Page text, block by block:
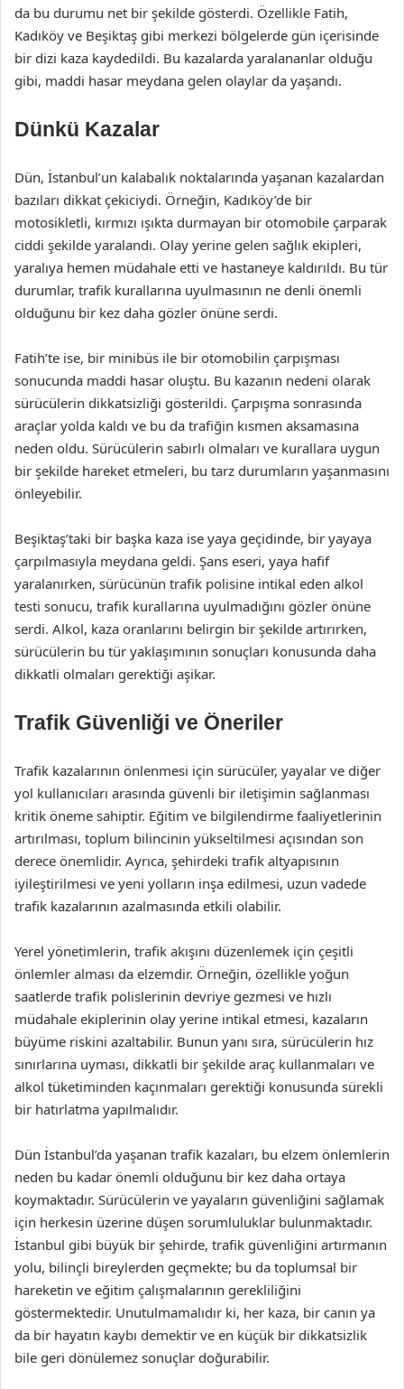
da bu durumu net bir şekilde gösterdi. Özellikle Fatih,
Kadıköy ve Beşiktaş gibi merkezi bölgelerde gün içerisinde
bir dizi kaza kaydedildi. Bu kazalarda yaralananlar olduğu
gibi, maddi hasar meydana gelen olaylar da yaşandı.
Dünkü Kazalar
Dün, İstanbul’un kalabalık noktalarında yaşanan kazalardan
bazıları dikkat çekiciydi. Örneğin, Kadıköy’de bir
motosikletli, kırmızı ışıkta durmayan bir otomobile çarparak
ciddi şekilde yaralandı. Olay yerine gelen sağlık ekipleri,
yaralıya hemen müdahale etti ve hastaneye kaldırıldı. Bu tür
durumlar, trafik kurallarına uyulmasının ne denli önemli
olduğunu bir kez daha gözler önüne serdi.
Fatih’te ise, bir minibüs ile bir otomobilin çarpışması
sonucunda maddi hasar oluştu. Bu kazanın nedeni olarak
sürücülerin dikkatsizliği gösterildi. Çarpışma sonrasında
araçlar yolda kaldı ve bu da trafiğin kısmen aksamasına
neden oldu. Sürücülerin sabırlı olmaları ve kurallara uygun
bir şekilde hareket etmeleri, bu tarz durumların yaşanmasını
önleyebilir.
Beşiktaş’taki bir başka kaza ise yaya geçidinde, bir yayaya
çarpılmasıyla meydana geldi. Şans eseri, yaya hafif
yaralanırken, sürücünün trafik polisine intikal eden alkol
testi sonucu, trafik kurallarına uyulmadığını gözler önüne
serdi. Alkol, kaza oranlarını belirgin bir şekilde artırırken,
sürücülerin bu tür yaklaşımının sonuçları konusunda daha
dikkatli olmaları gerektiği aşikar.
Trafik Güvenliği ve Öneriler
Trafik kazalarının önlenmesi için sürücüler, yayalar ve diğer
yol kullanıcıları arasında güvenli bir iletişimin sağlanması
kritik öneme sahiptir. Eğitim ve bilgilendirme faaliyetlerinin
artırılması, toplum bilincinin yükseltilmesi açısından son
derece önemlidir. Ayrıca, şehirdeki trafik altyapısının
iyileştirilmesi ve yeni yolların inşa edilmesi, uzun vadede
trafik kazalarının azalmasında etkili olabilir.
Yerel yönetimlerin, trafik akışını düzenlemek için çeşitli
önlemler alması da elzemdir. Örneğin, özellikle yoğun
saatlerde trafik polislerinin devriye gezmesi ve hızlı
müdahale ekiplerinin olay yerine intikal etmesi, kazaların
büyüme riskini azaltabilir. Bunun yanı sıra, sürücülerin hız
sınırlarına uyması, dikkatli bir şekilde araç kullanmaları ve
alkol tüketiminden kaçınmaları gerektiği konusunda sürekli
bir hatırlatma yapılmalıdır.
Dün İstanbul’da yaşanan trafik kazaları, bu elzem önlemlerin
neden bu kadar önemli olduğunu bir kez daha ortaya
koymaktadır. Sürücülerin ve yayaların güvenliğini sağlamak
için herkesin üzerine düşen sorumluluklar bulunmaktadır.
İstanbul gibi büyük bir şehirde, trafik güvenliğini artırmanın
yolu, bilinçli bireylerden geçmekte; bu da toplumsal bir
hareketin ve eğitim çalışmalarının gerekliliğini
göstermektedir. Unutulmamalıdır ki, her kaza, bir canın ya
da bir hayatın kaybı demektir ve en küçük bir dikkatsizlik
bile geri dönülemez sonuçlar doğurabilir.